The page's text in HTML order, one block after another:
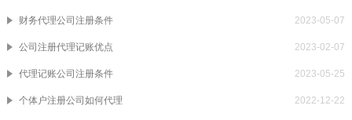
财务代理公司注册条件 2023-05-07
公司注册代理记账优点 2023-02-07
代理记账公司注册条件 2023-05-25
个体户注册公司如何代理 2022-12-22